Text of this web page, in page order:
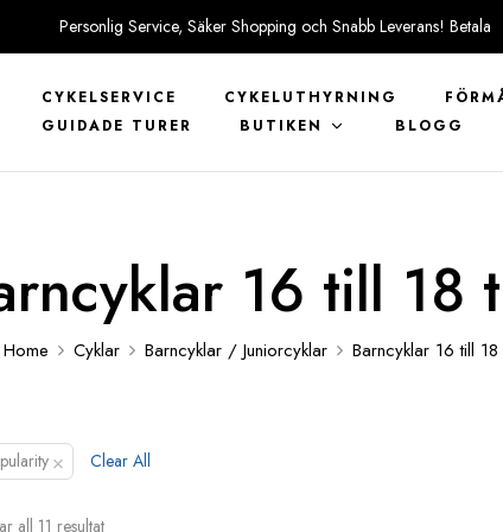
Personlig Service, Säker Shopping och Snabb Leverans! Betala
CYKELSERVICE CYKELUTHYRNING
GUIDADE TURER
BUTIKEN BLOGG
16 till 18
Home Cyklar Barncyklar / Juniorcyklar Barncyklar 16 till 18
× Clear All
all 11 resultat